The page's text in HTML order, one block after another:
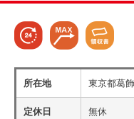
所在地 東京都葛
定休日 無休